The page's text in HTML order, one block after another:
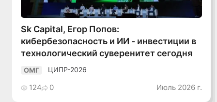
Sk Capital, Егор Попов:
кибербезопасность и ИИ - инвестиции в
технологический суверенитет сегодня
ОМГ ЦИПР-2026
124 0 Июль 2026 г.